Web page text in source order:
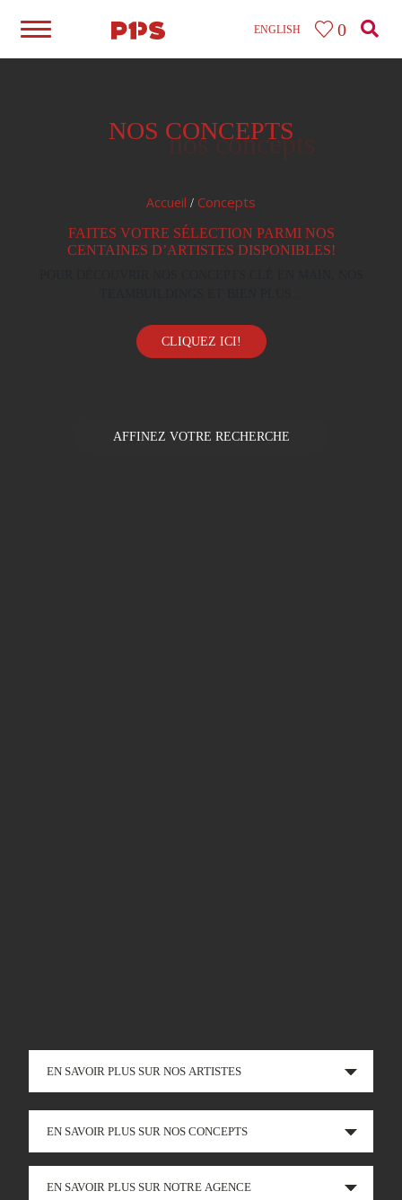
ENGLISH 0
NOS CONCEPTS
nos concepts
Accueil / Concepts
FAITES VOTRE SÉLECTION PARMI NOS
CENTAINES D’ARTISTES DISPONIBLES!
CLIQUEZ ICI!
AFFINEZ VOTRE RECHERCHE
EN SAVOIR PLUS SUR NOS ARTISTES
EN SAVOIR PLUS SUR NOS CONCEPTS
EN SAVOIR PLUS SUR NOTRE AGENCE